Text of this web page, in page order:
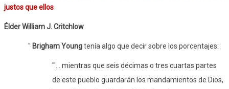
justos que ellos
Élder William J. Critchlow
" Brigham Youngtenía algo que decir sobre los porcentajes:
"'... mientras que seis décimas o tres cuartas partes
de este pueblo guardarán los mandamientos de Dios,